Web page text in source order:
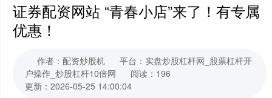
证券配资网站 “青春小店”来了！有专属
优惠！
作者：配资炒股机
平台：实盘炒股杠杆网_股票杠杆开
户操作_炒股杠杆10倍网
阅读：196
更新：2026-05-25 14:00:04